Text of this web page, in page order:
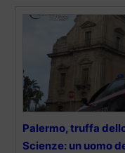
Palermo, truffa
Scienze: un uomo